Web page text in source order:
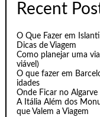
Recent
O Que Fazer em
Dicas de Viagem
Como planejar uma
viável)
O que fazer em
idades
Onde Ficar no Algarve
A Itália Além dos
que Valem a Viagem